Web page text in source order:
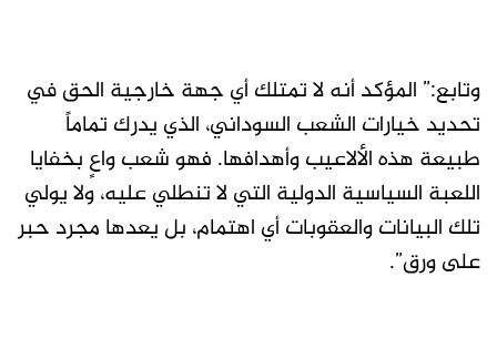
‏وتابع:” المؤكد أنه لا تمتلك أي جهة خارجية الحق في
تحديد خيارات الشعب السوداني، الذي يدرك تماماً
طبيعة هذه الألاعيب وأهدافها. فهو شعب واعٍ بخفايا
اللعبة السياسية الدولية التي لا تنطلي عليه، ولا يولي
تلك البيانات والعقوبات أي اهتمام، بل يعدها مجرد حبر
على ورق”.